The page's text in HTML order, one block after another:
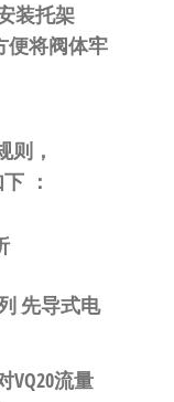
装托架
便将阀体牢
则，
下 ：
列 先导式电
VQ20流量